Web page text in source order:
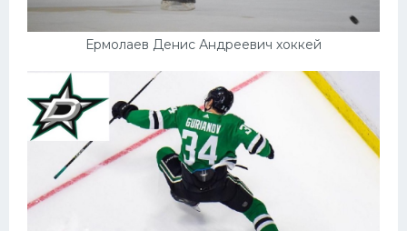
Ермолаев Денис Андреевич хоккей
Велогонки
Конькобежный спорт
Тренажеры
Интерьер квартиры